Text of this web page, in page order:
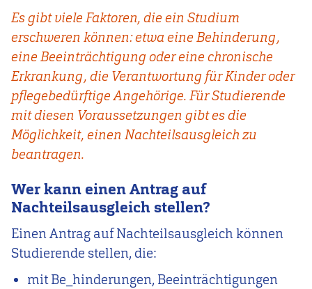
Es gibt viele Faktoren, die ein Studium
erschweren können: etwa eine Behinderung,
eine Beeinträchtigung oder eine chronische
Erkrankung, die Verantwortung für Kinder oder
pflegebedürftige Angehörige. Für Studierende
mit diesen Voraussetzungen gibt es die
Möglichkeit, einen Nachteilsausgleich zu
beantragen.
Wer kann einen Antrag auf
Nachteilsausgleich stellen?
Einen Antrag auf Nachteilsausgleich können
Studierende stellen, die:
mit Be_hinderungen, Beeinträchtigungen